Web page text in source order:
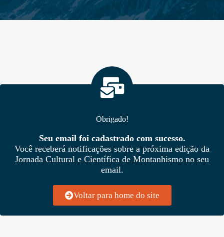
Obrigado!
Seu email foi cadastrado com sucesso.
Você receberá notificações sobre a próxima edição da
Jornada Cultural e Científica de Montanhismo no seu
email.
Voltar para home do site